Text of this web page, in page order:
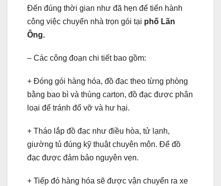
Đến đúng thời gian như đã hẹn để tiến hành
công việc chuyển nhà trọn gói tại phố Lãn
Ông.
– Các công đoạn chi tiết bao gồm:
+ Đóng gói hàng hóa, đồ đạc theo từng phòng
bằng bao bì và thùng carton, đồ đạc được phân
loại để tránh đổ vỡ và hư hại.
+ Tháo lắp đồ đạc như điều hòa, tử lạnh,
giường tủ đúng kỹ thuật chuyên môn. Để đồ
đạc được đảm bảo nguyên vẹn.
+ Tiếp đó hàng hóa sẽ được vận chuyển ra xe